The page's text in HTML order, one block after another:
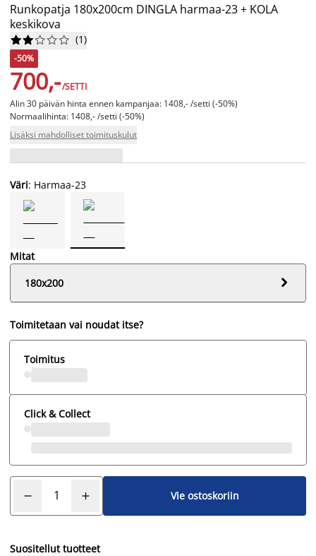
Runkopatja 180x200cm DINGLA harmaa-23 + KOLA
keskikova





 (1)
-50%
700,-/SETTI
Alin 30 päivän hinta ennen kampanjaa: 1408,- /setti (-50%)
Normaalihinta: 1408,- /setti (-50%)
Lisäksi mahdolliset toimituskulut
Väri: Harmaa-23
Mitat
180x200

Toimitetaan vai noudat itse?
Toimitus
Click & Collect
Vie ostoskoriin
Suositellut tuotteet